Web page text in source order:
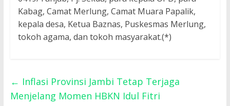
Kabag, Camat Merlung, Camat Muara Papalik,
kepala desa, Ketua Baznas, Puskesmas Merlung,
tokoh agama, dan tokoh masyarakat.(*)
← Inflasi Provinsi Jambi Tetap Terjaga
Menjelang Momen HBKN Idul Fitri